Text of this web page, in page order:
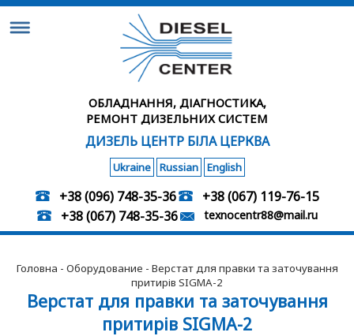
ОБЛАДНАННЯ, ДІАГНОСТИКА,
РЕМОНТ ДИЗЕЛЬНИХ СИСТЕМ
ДИЗЕЛЬ ЦЕНТР БІЛА ЦЕРКВА
Ukraine Russian English
+38 (096) 748-35-36
+38 (067) 119-76-15
+38 (067) 748-35-36
texnocentr88@mail.ru
Головна - Оборудование - Верстат для правки та заточування
притирів SIGMA-2
Верстат для правки та заточування
притирів SIGMA-2